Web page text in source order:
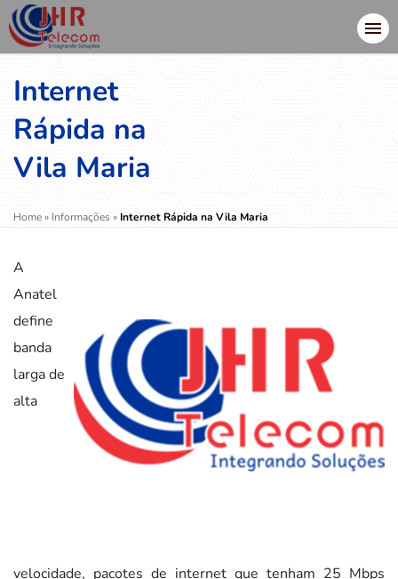
Internet
Rápida na
Vila Maria
Home» Informações » Internet Rápida na Vila Maria
A
Anatel
define
banda
larga de
alta
velocidade, pacotes de internet que tenham 25 Mbps